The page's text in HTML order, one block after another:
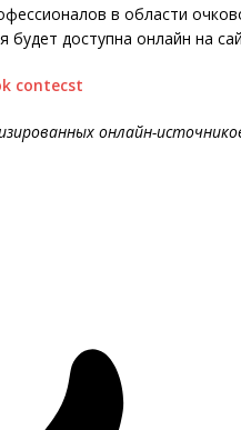
в области
будет доступна онлайн на
онлайн-